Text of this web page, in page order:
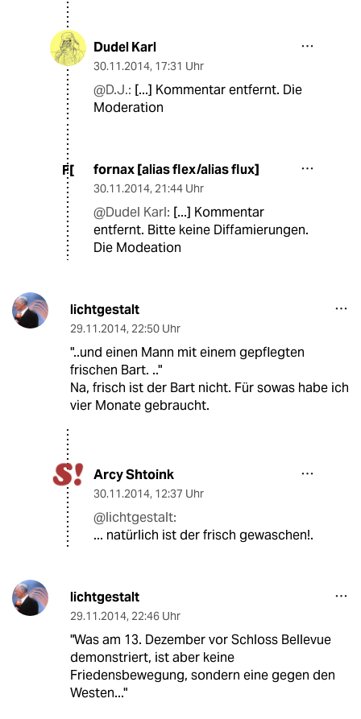
Dudel Karl
30.11.2014, 17:31 Uhr
@D.J.: [...] Kommentar entfernt. Die
Moderation
F[ fornax [alias flex/alias flux]
30.11.2014, 21:44 Uhr
@Dudel Karl: [...] Kommentar
entfernt. Bitte keine Diffamierungen.
Die Modeation
lichtgestalt
29.11.2014, 22:50 Uhr
"..und einen Mann mit einem gepflegten
frischen Bart. .."
Na, frisch ist der Bart nicht. Für sowas habe ich
vier Monate gebraucht.
Arcy Shtoink
30.11.2014, 12:37 Uhr
@lichtgestalt:
... natürlich ist der frisch gewaschen!.
lichtgestalt
29.11.2014, 22:46 Uhr
"Was am 13. Dezember vor Schloss Bellevue
demonstriert, ist aber keine
Friedensbewegung, sondern eine gegen den
Westen..."